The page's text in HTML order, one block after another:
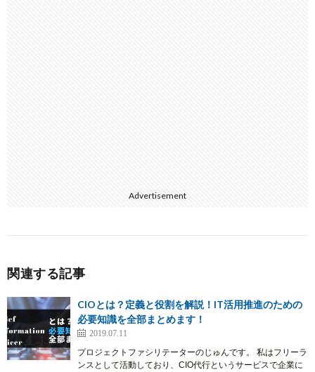
Advertisement
関連する記事
CIOとは？定義と役割を解説！IT活用推進のための
必要知識を全部まとめます！
2019.07.11
プロジェクトファシリテーターのじゅんです。 私はフリーラ
ンスとして活動しており、CIO代行というサービスで企業に